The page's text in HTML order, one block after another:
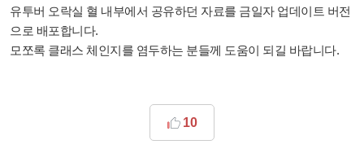
유투버 오락실 혈 내부에서 공유하던 자료를 금일자 업데이트 버전
으로 배포합니다.
모쪼록 클래스 체인지를 염두하는 분들께 도움이 되길 바랍니다.
10